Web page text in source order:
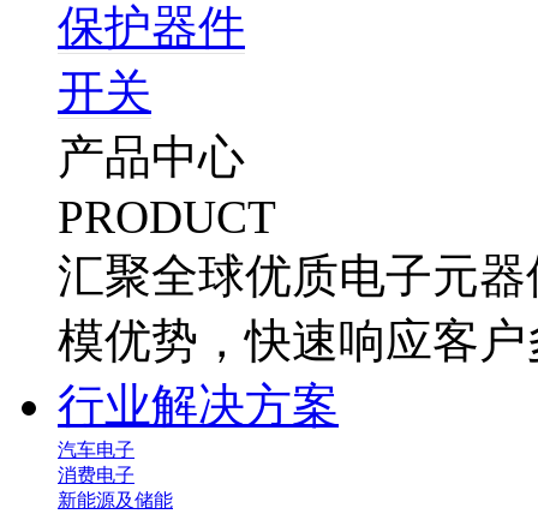
保护器件
开关
产品中心
PRODUCT
汇聚全球优质电子元
模优势，快速响应客
行业解决方案
汽车电子
消费电子
新能源及储能